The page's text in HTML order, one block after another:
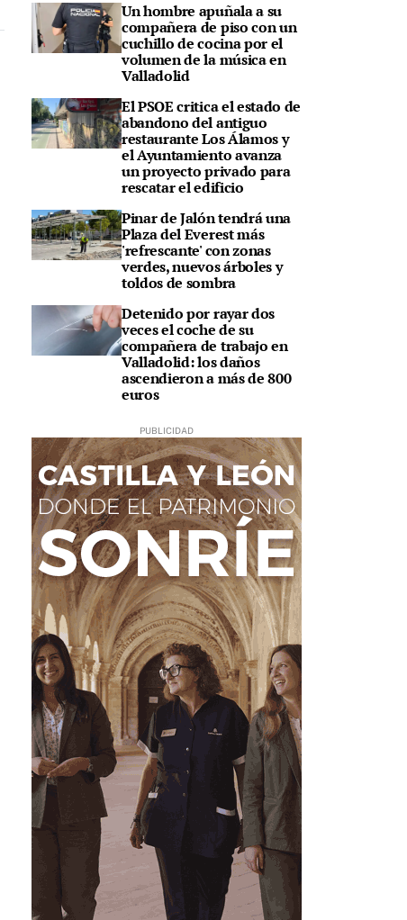
Un hombre apuñala a su
compañera de piso con un
cuchillo de cocina por el
volumen de la música en
Valladolid
El PSOE critica el estado de
abandono del antiguo
restaurante Los Álamos y
el Ayuntamiento avanza
un proyecto privado para
rescatar el edificio
Pinar de Jalón tendrá una
Plaza del Everest más
'refrescante' con zonas
verdes, nuevos árboles y
toldos de sombra
Detenido por rayar dos
veces el coche de su
compañera de trabajo en
Valladolid: los daños
ascendieron a más de 800
euros